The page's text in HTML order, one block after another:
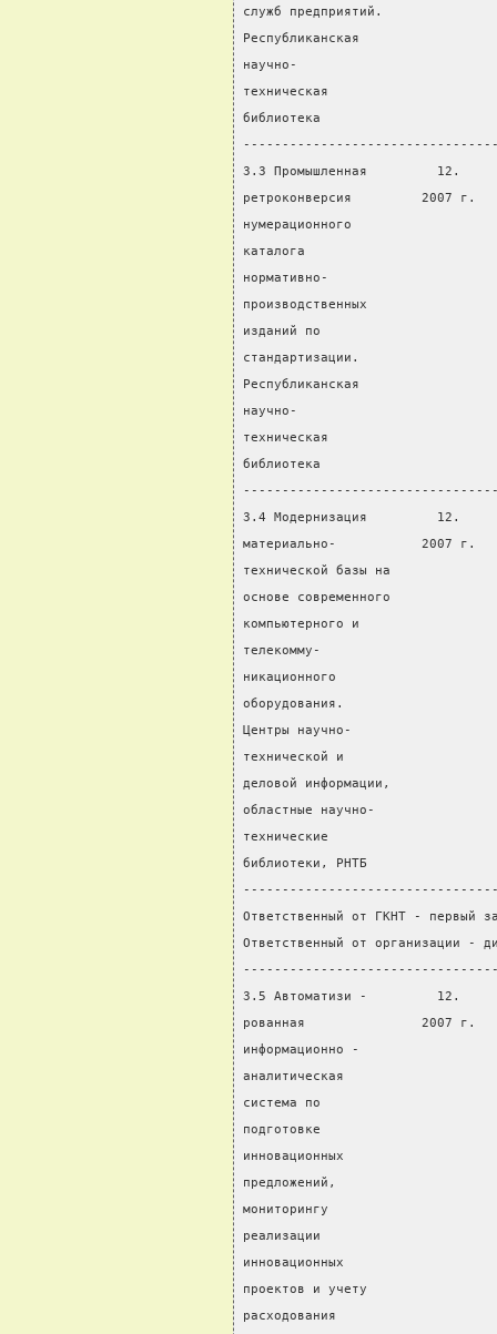
служб предприятий.
Республиканская
научно-
техническая
библиотека
3.3 Промышленная         12.
ретроконверсия         2007
нумерационного
каталога
нормативно-
производственных
изданий по
стандартизации.
Республиканская
научно-
техническая
библиотека
3.4 Модернизация         12.
материально-           2007
технической базы
основе современного
компьютерного и
телекомму-
никационного
оборудования.
Центры научно-
технической и
деловой информации,
областные научно-
технические
библиотеки, РНТБ
Ответственный от ГКНТ - первый
Ответственный от организации -
3.5 Автоматизи -         12.
рованная               2007
информационно -
аналитическая
система по
подготовке
инновационных
предложений,
мониторингу
реализации
инновационных
проектов и учету
расходования